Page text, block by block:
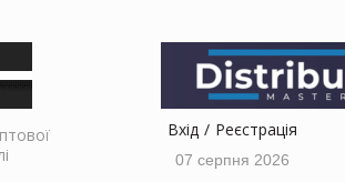
Вхід Реєстрація
07 серпня 2026